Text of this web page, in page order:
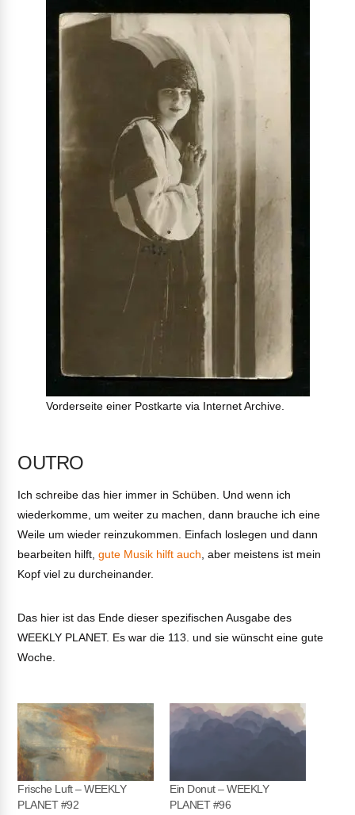
Vorderseite einer Postkarte via Internet Archive.
OUTRO
Ich schreibe das hier immer in Schüben. Und wenn ich
wiederkomme, um weiter zu machen, dann brauche ich eine
Weile um wieder reinzukommen. Einfach loslegen und dann
bearbeiten hilft,gute Musik hilft auch, aber meistens ist mein
Kopf viel zu durcheinander.
Das hier ist das Ende dieser spezifischen Ausgabe des
WEEKLY PLANET. Es war die 113. und sie wünscht eine gute
Woche.
Frische Luft – WEEKLY
PLANET #92
Ein Donut – WEEKLY
PLANET #96